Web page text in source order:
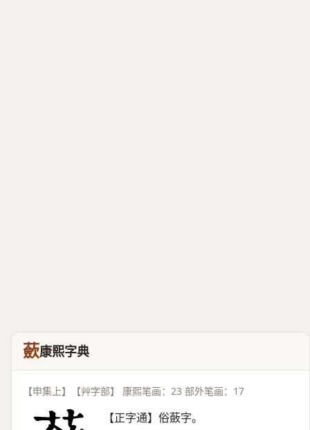
蘝康熙字典
【申集上】【艸字部】 康熙笔画：23 部外笔画：17
【正字通】俗蘞字。